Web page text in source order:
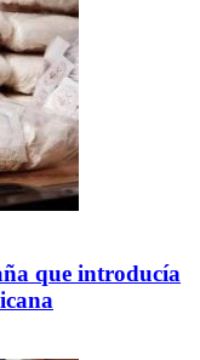
que introducía